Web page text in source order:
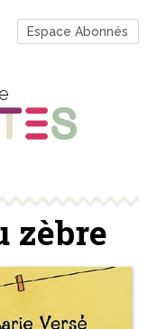
Espace Abonnés
zèbre